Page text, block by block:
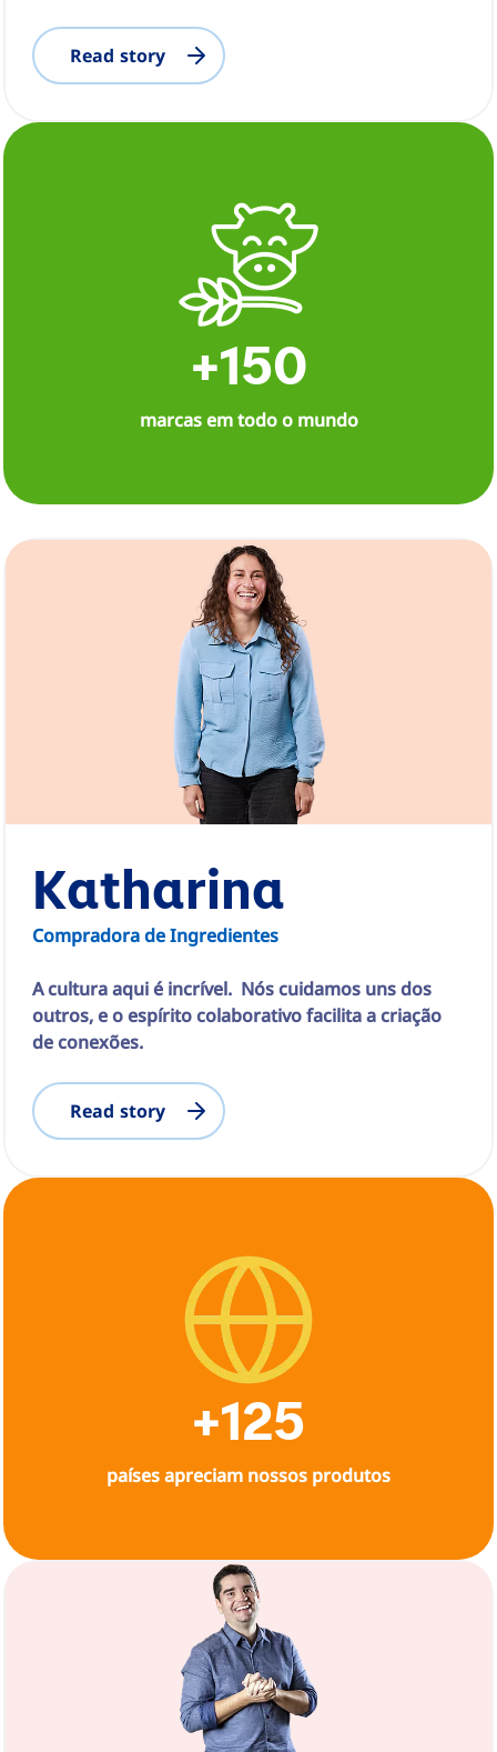
+150
marcas em todo o mundo
Read story
Katharina
Compradora de Ingredientes
A cultura aqui é incrível. Nós cuidamos uns dos
outros, e o espírito colaborativo facilita a criação
de conexões.
Read story
+125
países apreciam nossos produtos